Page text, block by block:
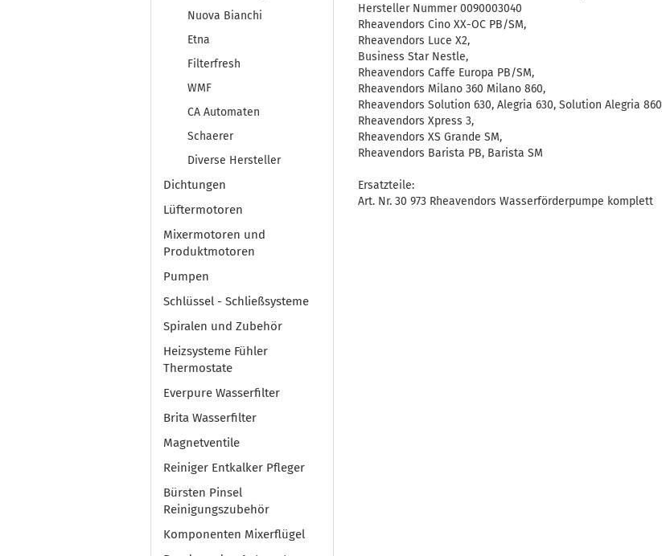
Hersteller Nummer 0090003040
Rheavendors Cino XX-OC PB/SM,
Rheavendors Luce X2,
Business Star Nestle,
Rheavendors Caffe Europa PB/SM,
Rheavendors Milano 360 Milano 860,
Rheavendors Solution 630, Alegria 630, Solution Alegria 860
Rheavendors Xpress 3,
Rheavendors XS Grande SM,
Rheavendors Barista PB, Barista SM
Ersatzteile:
Art. Nr. 30 973 Rheavendors Wasserförderpumpe komplett
Nuova Bianchi
Etna
Filterfresh
WMF
CA Automaten
Schaerer
Diverse Hersteller
Dichtungen
Lüftermotoren
Mixermotoren und
Produktmotoren
Pumpen
Schlüssel - Schließsysteme
Spiralen und Zubehör
Heizsysteme Fühler
Thermostate
Everpure Wasserfilter
Brita Wasserfilter
Magnetventile
Reiniger Entkalker Pfleger
Bürsten Pinsel
Reinigungszubehör
Komponenten Mixerflügel